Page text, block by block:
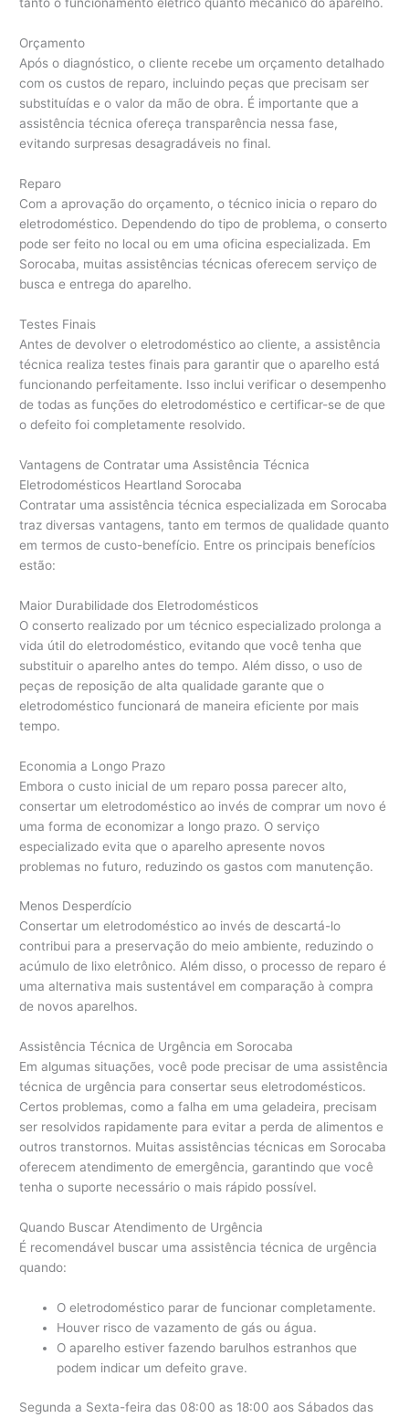
tanto o funcionamento elétrico quanto mecânico do aparelho.
Orçamento
Após o diagnóstico, o cliente recebe um orçamento detalhado
com os custos de reparo, incluindo peças que precisam ser
substituídas e o valor da mão de obra. É importante que a
assistência técnica ofereça transparência nessa fase,
evitando surpresas desagradáveis no final.
Reparo
Com a aprovação do orçamento, o técnico inicia o reparo do
eletrodoméstico. Dependendo do tipo de problema, o conserto
pode ser feito no local ou em uma oficina especializada. Em
Sorocaba, muitas assistências técnicas oferecem serviço de
busca e entrega do aparelho.
Testes Finais
Antes de devolver o eletrodoméstico ao cliente, a assistência
técnica realiza testes finais para garantir que o aparelho está
funcionando perfeitamente. Isso inclui verificar o desempenho
de todas as funções do eletrodoméstico e certificar-se de que
o defeito foi completamente resolvido.
Vantagens de Contratar uma Assistência Técnica
Eletrodomésticos Heartland Sorocaba
Contratar uma assistência técnica especializada em Sorocaba
traz diversas vantagens, tanto em termos de qualidade quanto
em termos de custo-benefício. Entre os principais benefícios
estão:
Maior Durabilidade dos Eletrodomésticos
O conserto realizado por um técnico especializado prolonga a
vida útil do eletrodoméstico, evitando que você tenha que
substituir o aparelho antes do tempo. Além disso, o uso de
peças de reposição de alta qualidade garante que o
eletrodoméstico funcionará de maneira eficiente por mais
tempo.
Economia a Longo Prazo
Embora o custo inicial de um reparo possa parecer alto,
consertar um eletrodoméstico ao invés de comprar um novo é
uma forma de economizar a longo prazo. O serviço
especializado evita que o aparelho apresente novos
problemas no futuro, reduzindo os gastos com manutenção.
Menos Desperdício
Consertar um eletrodoméstico ao invés de descartá-lo
contribui para a preservação do meio ambiente, reduzindo o
acúmulo de lixo eletrônico. Além disso, o processo de reparo é
uma alternativa mais sustentável em comparação à compra
de novos aparelhos.
Assistência Técnica de Urgência em Sorocaba
Em algumas situações, você pode precisar de uma assistência
técnica de urgência para consertar seus eletrodomésticos.
Certos problemas, como a falha em uma geladeira, precisam
ser resolvidos rapidamente para evitar a perda de alimentos e
outros transtornos. Muitas assistências técnicas em Sorocaba
oferecem atendimento de emergência, garantindo que você
tenha o suporte necessário o mais rápido possível.
Quando Buscar Atendimento de Urgência
É recomendável buscar uma assistência técnica de urgência
quando:
O eletrodoméstico parar de funcionar completamente.
Houver risco de vazamento de gás ou água.
O aparelho estiver fazendo barulhos estranhos que
podem indicar um defeito grave.
Segunda a Sexta-feira das 08:00 as 18:00 aos Sábados das